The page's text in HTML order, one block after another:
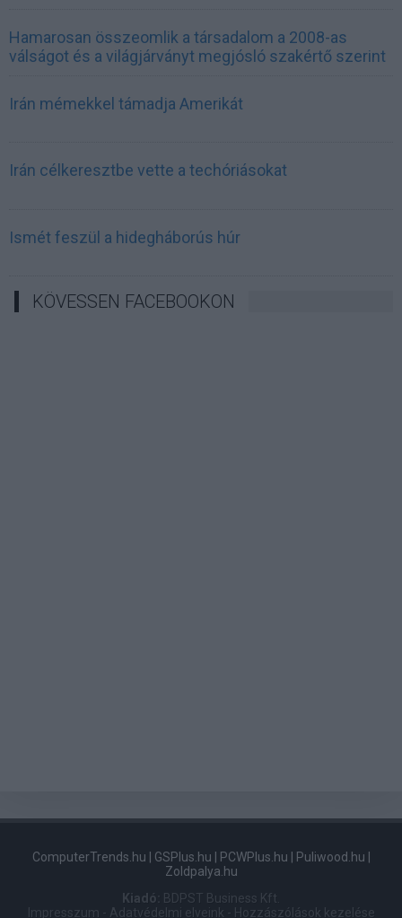
Hamarosan összeomlik a társadalom a 2008-as
válságot és a világjárványt megjósló szakértő szerint
Irán mémekkel támadja Amerikát
Irán célkeresztbe vette a techóriásokat
Ismét feszül a hidegháborús húr
KÖVESSEN FACEBOOKON
ComputerTrends.hu GSPlus.hu PCWPlus.hu Puliwood.hu
Zoldpalya.hu
Kiadó:
BDPST Business Kft.
Impresszum - Adatvédelmi elveink - Hozzászólások kezelése